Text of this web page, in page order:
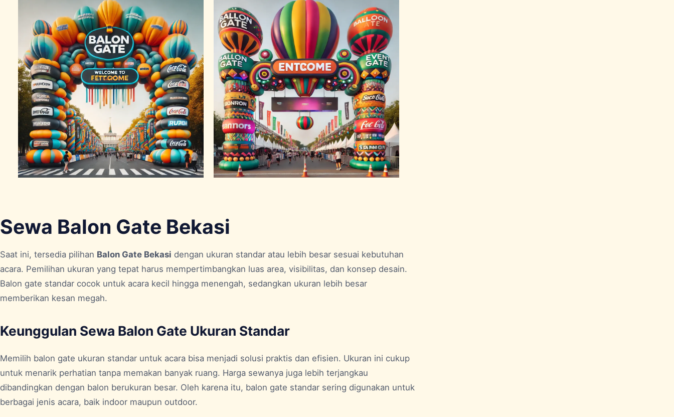
Sewa Balon Gate Bekasi
Saat ini, tersedia pilihan Balon Gate Bekasi dengan ukuran standar atau lebih besar sesuai kebutuhan
acara. Pemilihan ukuran yang tepat harus mempertimbangkan luas area, visibilitas, dan konsep desain.
Balon gate standar cocok untuk acara kecil hingga menengah, sedangkan ukuran lebih besar
memberikan kesan megah.
Keunggulan Sewa Balon Gate Ukuran Standar
Memilih balon gate ukuran standar untuk acara bisa menjadi solusi praktis dan efisien. Ukuran ini cukup
untuk menarik perhatian tanpa memakan banyak ruang. Harga sewanya juga lebih terjangkau
dibandingkan dengan balon berukuran besar. Oleh karena itu, balon gate standar sering digunakan untuk
berbagai jenis acara, baik indoor maupun outdoor.